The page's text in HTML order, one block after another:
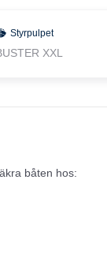
Styrpulpet
XXL
båten hos: